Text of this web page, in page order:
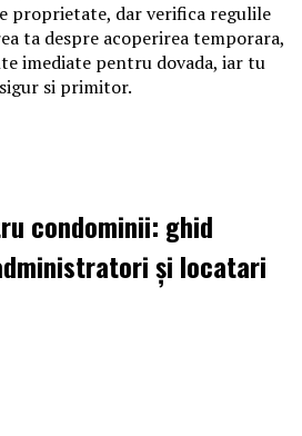
proprietate, dar verifica regulile
ta despre acoperirea temporara,
imediate pentru dovada, iar tu
si primitor.
condominii: ghid
și locatari